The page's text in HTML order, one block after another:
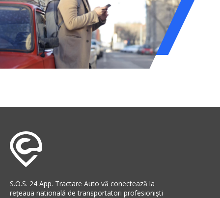
S.O.S. 24 App. Tractare Auto vă conectează la
rețeaua natională de transportatori profesioniști